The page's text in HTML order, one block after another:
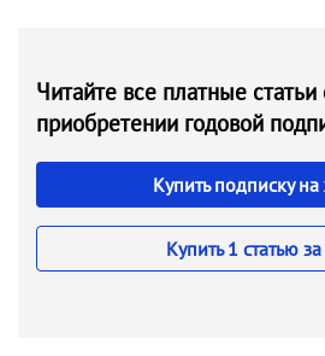
Читайте все платные
приобретении годовой
Купить подписку
Купить 1 статью